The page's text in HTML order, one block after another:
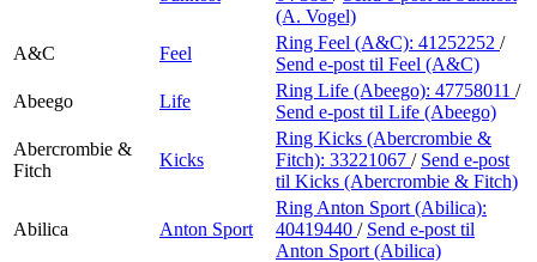
(A. Vogel)
A&C
Feel
Ring Feel (A&C): 41252252 /
Send e-post til Feel (A&C)
Abeego
Life
Ring Life (Abeego): 47758011 /
Send e-post til Life (Abeego)
Abercrombie &
Fitch
Kicks
Ring Kicks (Abercrombie &
Fitch): 33221067 / Send e-post
til Kicks (Abercrombie & Fitch)
Abilica Anton Sport
Ring Anton Sport (Abilica):
40419440 / Send e-post til
Anton Sport (Abilica)